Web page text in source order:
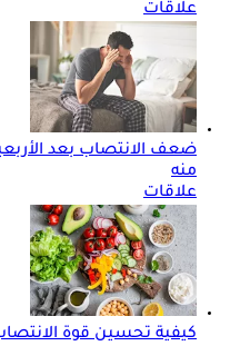
علاقات
ضعف الانتصاب بعد
منه
علاقات